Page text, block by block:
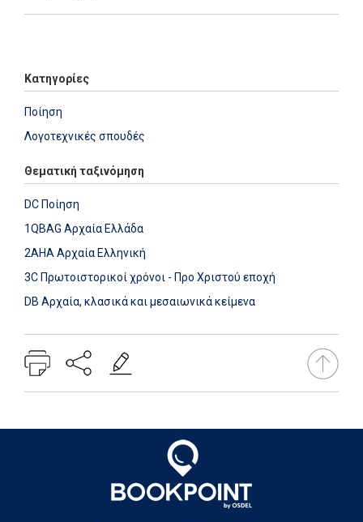
Κατηγορίες
Ποίηση
Λογοτεχνικές σπουδές
Θεματική ταξινόμηση
DC Ποίηση
1QBAG Αρχαία Ελλάδα
2AHA Αρχαία Ελληνική
3C Πρωτοιστορικοί χρόνοι - Προ Χριστού εποχή
DB Αρχαία, κλασικά και μεσαιωνικά κείμενα